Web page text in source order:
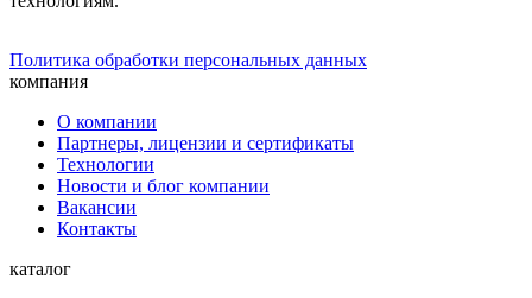
Политика обработки персональных данных
компания
О компании
Партнеры, лицензии и сертификаты
Технологии
Новости и блог компании
Вакансии
Контакты
каталог